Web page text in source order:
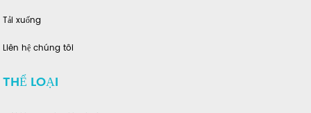
Tải xuống
Liên hệ chúng tôi
THỂ LOẠI